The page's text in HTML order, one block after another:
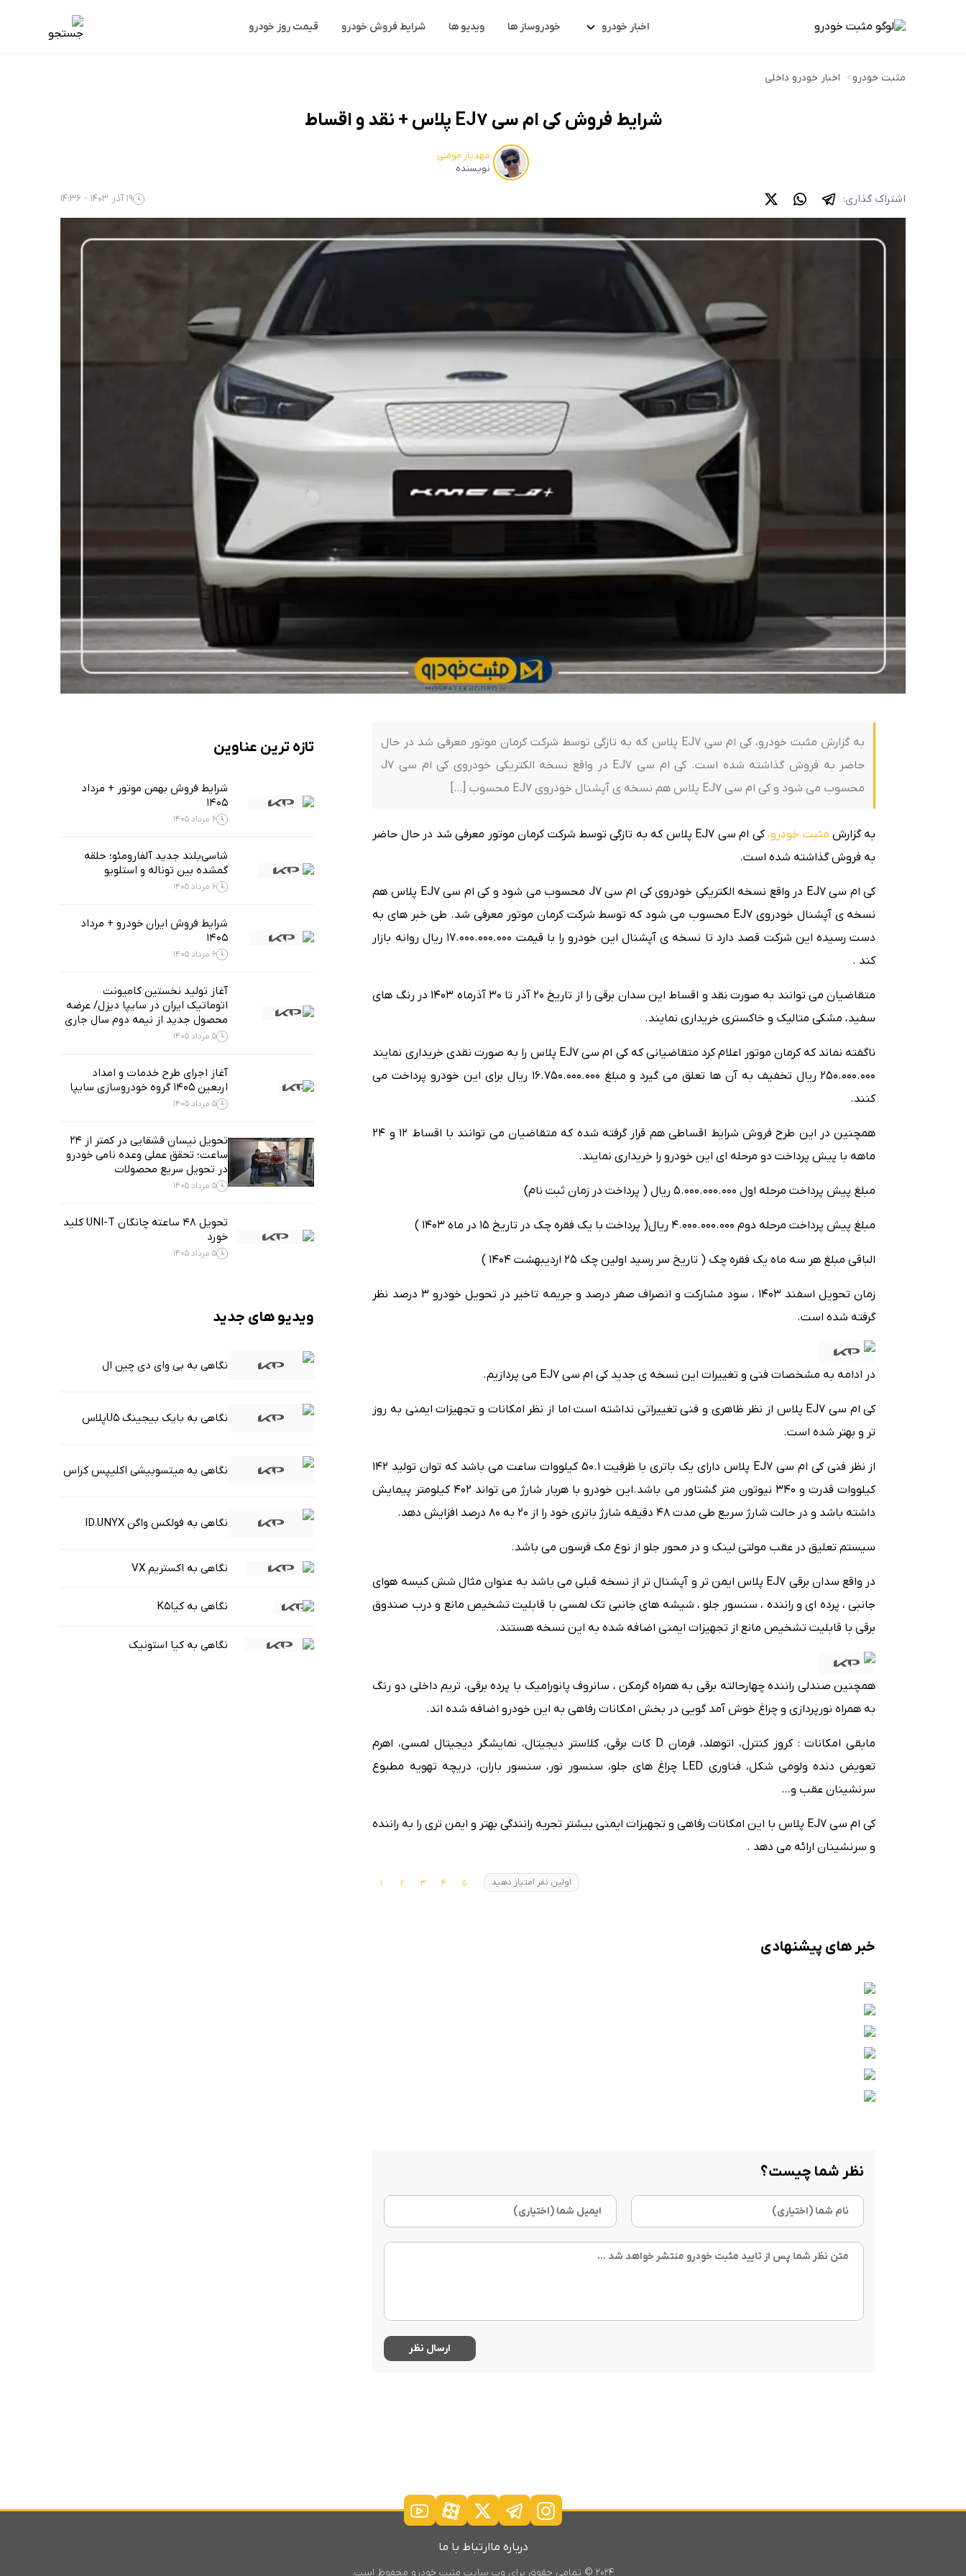
اخبار خودرو خودروساز ها ویدیو ها شرایط فروش خودرو قیمت روز خودرو
مثبت خودرو> اخبار خودرو داخلی
شرایط فروش کی ام سی EJ7 پلاس + نقد و اقساط
مهدیار مومنی
نویسنده
اشتراک گذاری: 19 آذر 1403 - 14:36
به گزارش مثبت خودرو، کی ام سی EJ7 پلاس که به تازگی توسط شرکت کرمان موتور معرفی شد در حال
حاضر به فروش گذاشته شده است. کی ام سی EJ7 در واقع نسخه الکتریکی خودروی کی ام سی J7
محسوب می شود و کی ام سی EJ7 پلاس هم نسخه ی آپشنال خودروی EJ7 محسوب […]
به گزارش مثبت خودرو،
کی ام سی EJ7 پلاس که به تازگی توسط شرکت کرمان موتور معرفی شد در حال حاضر
به فروش گذاشته شده است.
کی ام سی EJ7 در واقع نسخه الکتریکی خودروی کی ام سی J7 محسوب می شود و کی ام سی EJ7 پلاس هم
نسخه ی آپشنال خودروی EJ7 محسوب می شود که توسط شرکت کرمان موتور معرفی شد. طی خبر های به
دست رسیده این شرکت قصد دارد تا نسخه ی آپشنال این خودرو را با قیمت 17.000.000.000 ریال روانه بازار
کند .
متقاضیان می توانند به صورت نقد و اقساط این سدان برقی را از تاریخ 20 آذر تا 30 آذرماه 1403 در رنگ های
سفید، مشکی متالیک و خاکستری خریداری نمایند.
ناگفته نماند که کرمان موتور اعلام کرد متقاضیانی که کی ام سی EJ7 پلاس را به صورت نقدی خریداری نمایند
250.000.000 ریال تخفیف به آن ها تعلق می گیرد و مبلغ 16.750.000.000 ریال برای این خودرو پرداخت می
کنند.
همچنین در این طرح فروش شرایط اقساطی هم قرار گرفته شده که متقاضیان می توانند با اقساط 12 و 24
ماهه با پیش پرداخت دو مرحله ای این خودرو را خریداری نمایند.
مبلغ پیش پرداخت مرحله اول 5.000.000.000 ریال ( پرداخت در زمان ثبت نام)
مبلغ پیش پرداخت مرحله دوم 4.000.000.000 ریال( پرداخت با یک فقره چک در تاریخ 15 در ماه 1403 )
الباقی مبلغ هر سه ماه یک فقره چک ( تاریخ سر رسید اولین چک 25 اردیبهشت 1404 )
زمان تحویل اسفند 1403 ، سود مشارکت و انصراف صفر درصد و جریمه تاخیر در تحویل خودرو 3 درصد نظر
گرفته شده است.
در ادامه به مشخصات فنی و تغییرات این نسخه ی جدید کی ام سی EJ7 می پردازیم.
کی ام سی EJ7 پلاس از نظر ظاهری و فنی تغییراتی نداشته است اما از نظر امکانات و تجهیزات ایمنی به روز
تر و بهتر شده است.
از نظر فنی کی ام سی EJ7 پلاس دارای یک باتری با ظرفیت 50.1 کیلووات ساعت می باشد که توان تولید 142
کیلووات قدرت و 340 نیوتون متر گشتاور می باشد.این خودرو با هربار شارژ می تواند 402 کیلومتر پیمایش
داشته باشد و در حالت شارژ سریع طی مدت 48 دقیقه شارژ باتری خود را از 20 به 80 درصد افزایش دهد.
سیستم تعلیق در عقب مولتی لینک و در محور جلو از نوع مک فرسون می باشد.
در واقع سدان برقی EJ7 پلاس ایمن تر و آپشنال تر از نسخه قبلی می باشد به عنوان مثال شش کیسه هوای
جانبی ، پرده ای و راننده ، سنسور جلو ، شیشه های جانبی تک لمسی با قابلیت تشخیص مانع و درب صندوق
برقی با قابلیت تشخیص مانع از تجهیزات ایمنی اضافه شده به این نسخه هستند.
همچنین صندلی راننده چهارحالته برقی به همراه گرمکن ، سانروف پانورامیک با پرده برقی، تریم داخلی دو رنگ
به همراه نورپردازی و چراغ خوش آمد گویی در بخش امکانات رفاهی به این خودرو اضافه شده اند.
مابقی امکانات : کروز کنترل، اتوهلد، فرمان D کات برقی، کلاستر دیجیتال، نمایشگر دیجیتال لمسی، اهرم
تعویض دنده ولومی شکل، فناوری LED چراغ های جلو، سنسور نور، سنسور باران، دریچه تهویه مطبوع
سرنشینان عقب و…
کی ام سی EJ7 پلاس با این امکانات رفاهی و تجهیزات ایمنی بیشتر تجربه رانندگی بهتر و ایمن تری را به راننده
و سرنشینان ارائه می دهد .
اولین نفر امتیاز دهید
خبر های پیشنهادی
نظر شما چیست؟
تازه ترین عناوین
شرایط فروش بهمن موتور + مرداد
1405
6 مرداد 1405
شاسی‌بلند جدید آلفارومئو؛ حلقه
گمشده بین توناله و استلویو
6 مرداد 1405
شرایط فروش ایران خودرو + مرداد
1405
6 مرداد 1405
آغاز تولید نخستین کامیونت
اتوماتیک ایران در سایپا دیزل/ عرضه
محصول جدید از نیمه دوم سال جاری
5 مرداد 1405
آغاز اجرای طرح خدمات و امداد
اربعین ۱۴۰۵ گروه خودروسازی سایپا
5 مرداد 1405
تحویل نیسان قشقایی در کمتر از ۲۴
ساعت؛ تحقق عملی وعده نامی خودرو
در تحویل سریع محصولات
5 مرداد 1405
تحویل ۴۸ ساعته چانگان UNI-T کلید
خورد
5 مرداد 1405
ویدیو های جدید
نگاهی به بی وای دی چین ال
نگاهی به بایک بیجینگ U5پلاس
نگاهی به میتسوبیشی اکلیپس کراس
نگاهی به فولکس واگن ID.UNYX
نگاهی به اکستریم VX
نگاهی به کیاK5
نگاهی به کیا استونیک
درباره ماارتباط با ما
۲۰۲۴ © تمامی حقوق برای وب سایت مثبت خودرو محفوظ است.